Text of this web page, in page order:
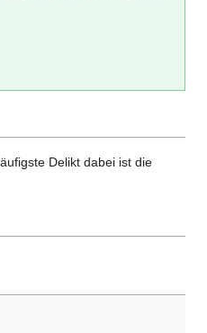
Delikt dabei ist die